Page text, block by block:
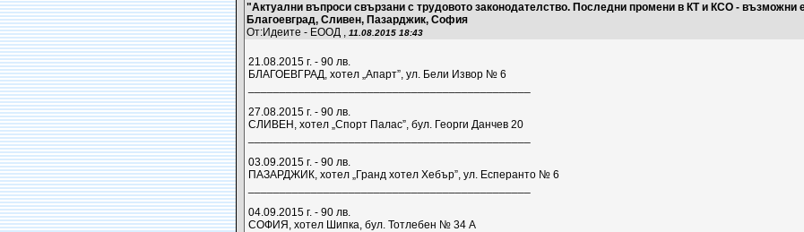
"Актуални въпроси свързани с трудовото законодателство. Последни промени в КТ и КСО - възможни
Благоевград, Сливен, Пазарджик, София
От:Идеите - ЕООД , 11.08.2015 18:43
21.08.2015 г. - 90 лв.
БЛАГОЕВГРАД, хотел „Апарт”, ул. Бели Извор № 6
27.08.2015 г. - 90 лв.
СЛИВЕН, хотел „Спорт Палас”, бул. Георги Данчев 20
03.09.2015 г. - 90 лв.
ПАЗАРДЖИК, хотел „Гранд хотел Хебър”, ул. Есперанто № 6
04.09.2015 г. - 90 лв.
СОФИЯ, хотел Шипка, бул. Тотлебен № 34 А